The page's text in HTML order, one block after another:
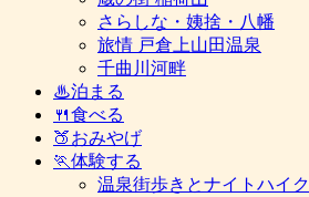
さらしな・姨捨・八幡
旅情 戸倉上山田温泉
千曲川河畔
♨泊まる
🍴食べる
🍑おみやげ
🏃体験する
温泉街歩きとナイトハイク